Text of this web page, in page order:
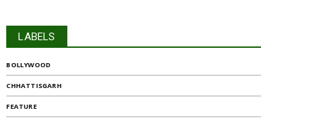
LABELS
BOLLYWOOD
CHHATTISGARH
FEATURE